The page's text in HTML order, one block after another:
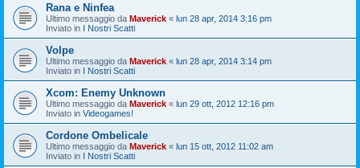
Rana e Ninfea
Ultimo messaggio da Maverick « lun 28 apr, 2014 3:16 pm
Inviato in I Nostri Scatti
Volpe
Ultimo messaggio da Maverick « lun 28 apr, 2014 3:14 pm
Inviato in I Nostri Scatti
Xcom: Enemy Unknown
Ultimo messaggio da Maverick « lun 29 ott, 2012 12:16 pm
Inviato in Videogames!
Cordone Ombelicale
Ultimo messaggio da Maverick « lun 15 ott, 2012 11:02 am
Inviato in I Nostri Scatti